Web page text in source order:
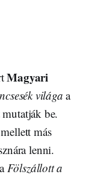
Magyari
világa a
mutatják be.
más
lenni.
Fölszállott a